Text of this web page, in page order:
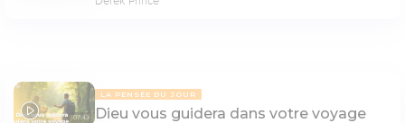
07:43
LA PENSÉE DU JOUR
Dieu vous guidera dans votre voyage